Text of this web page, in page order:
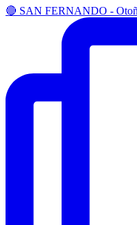
🔴 SAN FERNANDO -